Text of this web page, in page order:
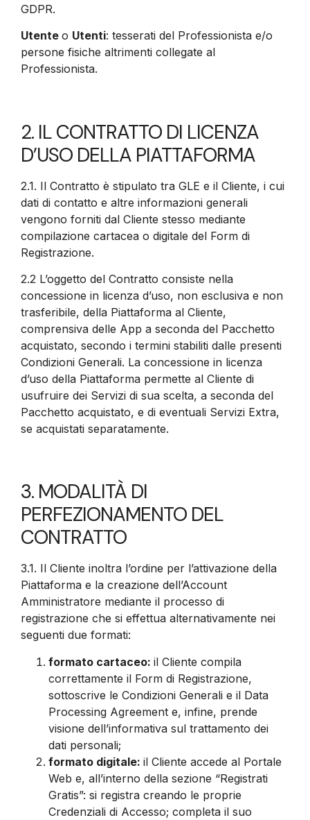
GDPR.
Utente o Utenti: tesserati del Professionista e/o
persone fisiche altrimenti collegate al
Professionista.
2. IL CONTRATTO DI LICENZA
D’USO DELLA PIATTAFORMA
2.1. Il Contratto è stipulato tra GLE e il Cliente, i cui
dati di contatto e altre informazioni generali
vengono forniti dal Cliente stesso mediante
compilazione cartacea o digitale del Form di
Registrazione.
2.2 L’oggetto del Contratto consiste nella
concessione in licenza d’uso, non esclusiva e non
trasferibile, della Piattaforma al Cliente,
comprensiva delle App a seconda del Pacchetto
acquistato, secondo i termini stabiliti dalle presenti
Condizioni Generali. La concessione in licenza
d’uso della Piattaforma permette al Cliente di
usufruire dei Servizi di sua scelta, a seconda del
Pacchetto acquistato, e di eventuali Servizi Extra,
se acquistati separatamente.
3. MODALITÀ DI
PERFEZIONAMENTO DEL
CONTRATTO
3.1. Il Cliente inoltra l’ordine per l’attivazione della
Piattaforma e la creazione dell’Account
Amministratore mediante il processo di
registrazione che si effettua alternativamente nei
seguenti due formati:
formato cartaceo: il Cliente compila
correttamente il Form di Registrazione,
sottoscrive le Condizioni Generali e il Data
Processing Agreement e, infine, prende
visione dell’informativa sul trattamento dei
dati personali;
formato digitale: il Cliente accede al Portale
Web e, all’interno della sezione “Registrati
Gratis”: si registra creando le proprie
Credenziali di Accesso; completa il suo